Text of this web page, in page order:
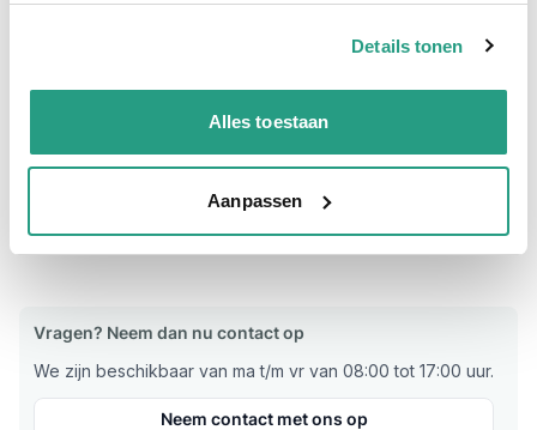
Details tonen
Alles toestaan
Aanpassen
Vragen over het assortiment RVS sokken of het RVS fitwerk
verkoopmedewerkers.
Meer informatie
Maatvoering koppeling
Vragen? Neem dan nu contact op
We zijn beschikbaar van ma t/m vr van 08:00 tot 17:00 uur.
Neem contact met ons op